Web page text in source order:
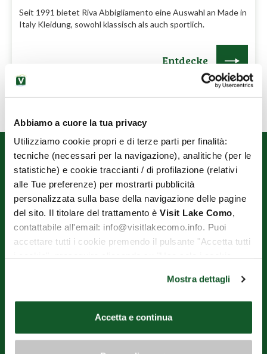
Abbiamo a cuore la tua privacy
Utilizziamo cookie propri e di terze parti per finalità:
tecniche (necessari per la navigazione), analitiche (per le
statistiche) e cookie traccianti / di profilazione (relativi
alle Tue preferenze) per mostrarti pubblicità
personalizzata sulla base della navigazione delle pagine
del sito. Il titolare del trattamento è Visit Lake Como,
contattabile all'email: info@visitlakecomo.info. Puoi
accettare tutti i cookie premendo il pulsante "Accetta tutti
"Personalizza". Al fine di revocare il consenso prestato e
visualizzare le informazioni complete sul trattamento dei
"gestione cookie"
cookie.
Mostra dettagli
Accetta e continua
Seit 1991 bietet Riva Abbigliamento eine Auswahl an Made in
Italy Kleidung, sowohl klassisch als auch sportlich.
Entdecke
TERZO SETTORE
Die Website wurde vollständig von der Region Lombardei im Rahmen